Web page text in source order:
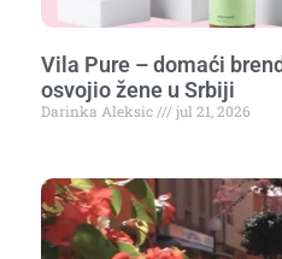
Vila Pure – domaći
osvojio žene u Srbiji
Darinka Aleksic jul 21, 2026